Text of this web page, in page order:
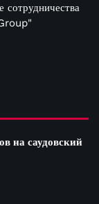
сотрудничества
на саудовский